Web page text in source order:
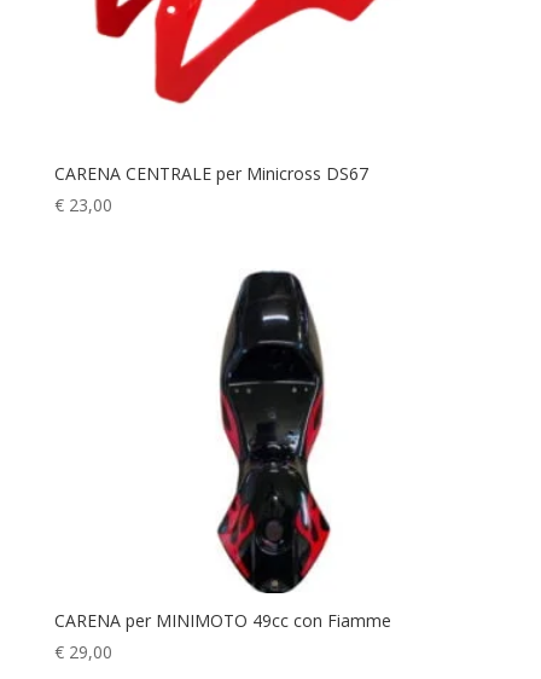
CARENA CENTRALE per Minicross DS67
€23,00
CARENA per MINIMOTO 49cc con Fiamme
€29,00